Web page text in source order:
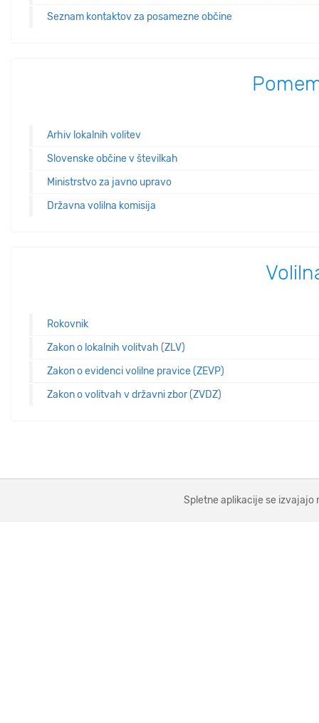
Seznam kontaktov za posamezne občine
Arhiv lokalnih volitev
Slovenske občine v številkah
Ministrstvo za javno upravo
Državna volilna komisija
Rokovnik
Zakon o lokalnih volitvah (ZLV)
Zakon o evidenci volilne pravice (ZEVP)
Zakon o volitvah v državni zbor (ZVDZ)
Spletne aplikacije se